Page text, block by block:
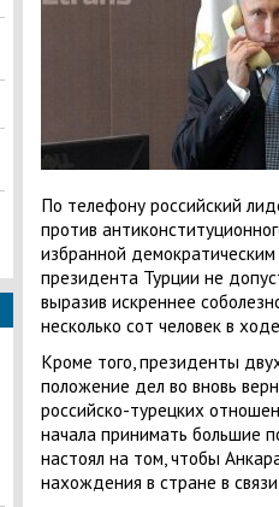
По телефону российский
против
избранной
президента Турции не
выразив искреннее
несколько сот человек в
Кроме того, президенты
положение дел во вновь
российско-турецких
начала принимать большие
настоял на том, чтобы
нахождения в стране в